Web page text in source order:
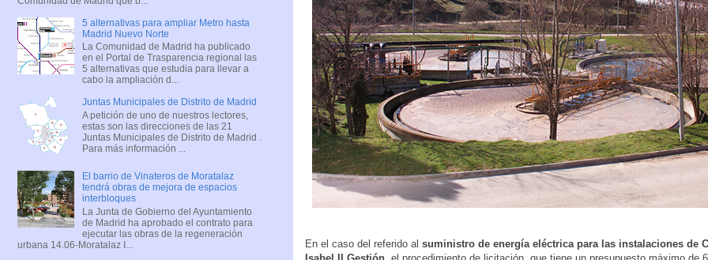
En el caso del referido al suministro de energía eléctrica para las instalaciones de
5 alternativas para ampliar Metro hasta
Madrid Nuevo Norte
La Comunidad de Madrid ha publicado
en el Portal de Trasparencia regional las
5 alternativas que estudia para llevar a
cabo la ampliación d...
Juntas Municipales de Distrito de Madrid
A petición de uno de nuestros lectores,
estas son las direcciones de las 21
Juntas Municipales de Distrito de Madrid .
Para más información ...
El barrio de Vinateros de Moratalaz
tendrá obras de mejora de espacios
interbloques
La Junta de Gobierno del Ayuntamiento
de Madrid ha aprobado el contrato para
ejecutar las obras de la regeneración
urbana 14.06-Moratalaz I...